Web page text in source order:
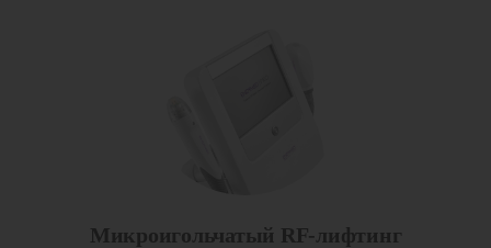
Микроигольчатый RF-лифтинг